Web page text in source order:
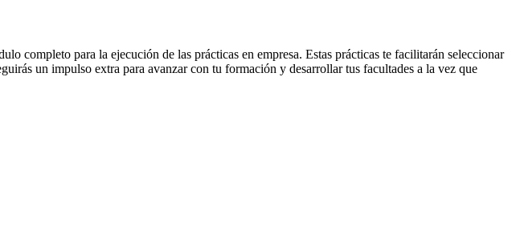
completo para la ejecución de las prácticas en empresa. Estas prácticas te facilitarán seleccionar
un impulso extra para avanzar con tu formación y desarrollar tus facultades a la vez que